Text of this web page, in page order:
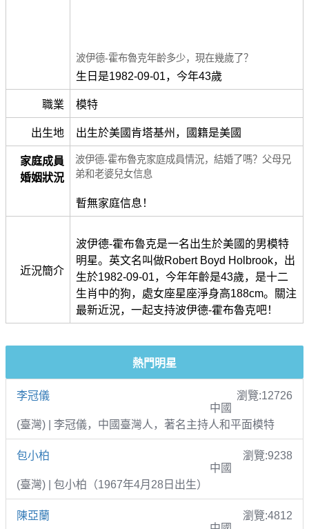
波伊德-霍布魯克年齡多少，現在幾歲了？
生日是1982-09-01，今年43歲
職業 模特
出生地 出生於美國肯塔基州，國籍是美國
家庭成員
婚姻狀況
波伊德-霍布魯克家庭成員情況，結婚了嗎？父母兄
弟和老婆兒女信息
暫無家庭信息！
近況簡介
波伊德-霍布魯克是一名出生於美國的男模特
明星。英文名叫做Robert Boyd Holbrook，出
生於1982-09-01，今年年齡是43歲，是十二
生肖中的狗，處女座星座淨身高188cm。關注
最新近況，一起支持波伊德-霍布魯克吧！
熱門明星
李冠儀
瀏覽:12726
中國
(臺灣) | 李冠儀，中國臺灣人，著名主持人和平面模特
包小柏
瀏覽:9238
中國
(臺灣) | 包小柏（1967年4月28日出生）
陳亞蘭
瀏覽:4812